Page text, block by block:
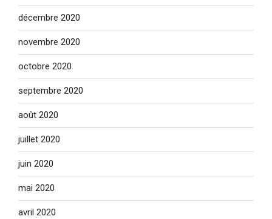
décembre 2020
novembre 2020
octobre 2020
septembre 2020
août 2020
juillet 2020
juin 2020
mai 2020
avril 2020